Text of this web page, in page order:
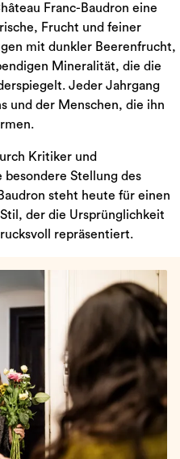
Franc-Baudron eine
Frucht und feiner
mit dunkler Beerenfrucht,
Mineralität, die die
Jeder Jahrgang
und der Menschen, die ihn
Kritiker und
Stellung des
steht heute für einen
der die Ursprünglichkeit
repräsentiert.